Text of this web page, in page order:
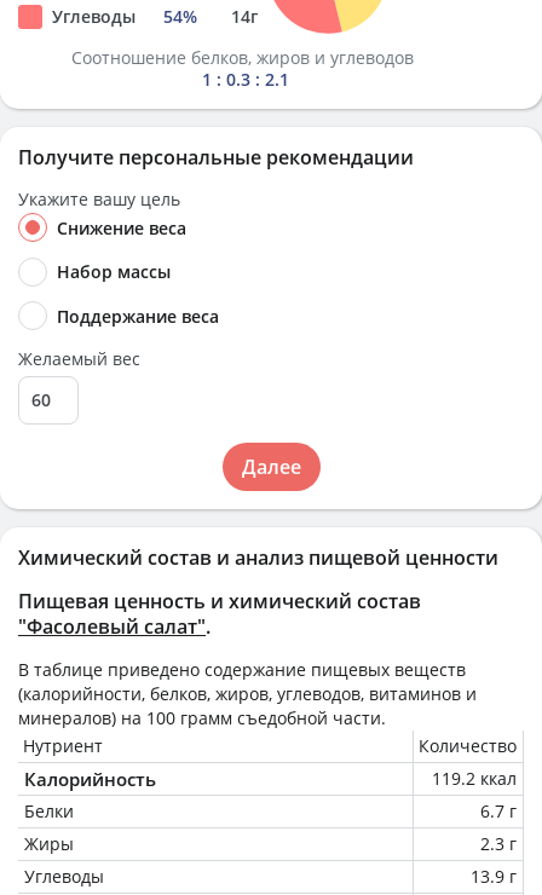
Химический состав и анализ пищевой ценности
Пищевая ценность и химический состав
"Фасолевый салат".
В таблице приведено содержание пищевых веществ
(калорийности, белков, жиров, углеводов, витаминов и
минералов) на 100 грамм съедобной части.
Нутриент
Количество
Калорийность
119.2 ккал
Белки
6.7 г
Жиры
2.3 г
Углеводы
13.9 г
Углеводы
54% 14г
Соотношение белков, жиров и углеводов
1 : 0.3 : 2.1
Получите персональные рекомендации
Укажите вашу цель
Снижение веса
Набор массы
Поддержание веса
Желаемый вес
Далее